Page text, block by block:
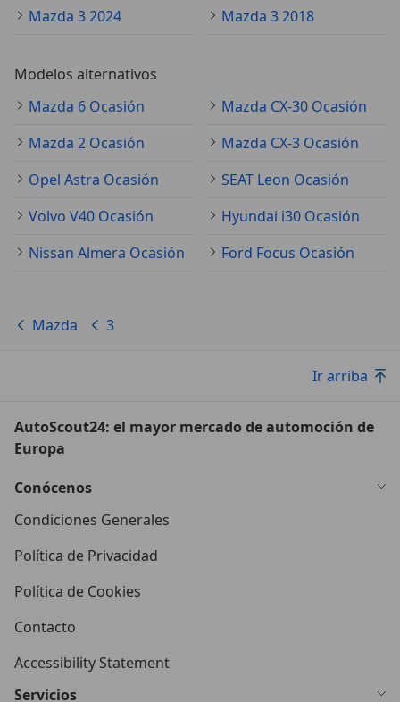
Mazda 3 2024
Mazda 3 2018
Modelos alternativos
Mazda 6 Ocasión
Mazda CX-30 Ocasión
Mazda 2 Ocasión
Mazda CX-3 Ocasión
Opel Astra Ocasión
SEAT Leon Ocasión
Volvo V40 Ocasión
Hyundai i30 Ocasión
Nissan Almera Ocasión
Ford Focus Ocasión
Mazda 3
Ir arriba
AutoScout24: el mayor mercado de automoción de
Europa
Conócenos
Condiciones Generales
Política de Privacidad
Política de Cookies
Contacto
Accessibility Statement
Servicios